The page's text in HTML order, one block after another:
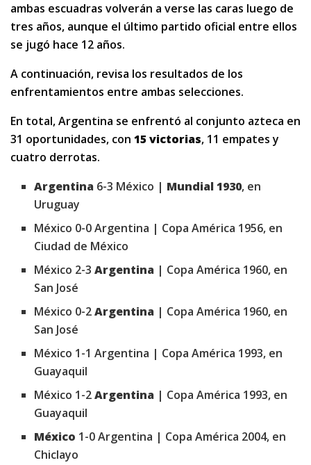
ambas escuadras volverán a verse las caras luego de
tres años, aunque el último partido oficial entre ellos
se jugó hace 12 años.
A continuación, revisa los resultados de los
enfrentamientos entre ambas selecciones.
En total, Argentina se enfrentó al conjunto azteca en
31 oportunidades, con 15 victorias, 11 empates y
cuatro derrotas.
Argentina 6-3 México | Mundial 1930, en
Uruguay
México 0-0 Argentina | Copa América 1956, en
Ciudad de México
México 2-3Argentina | Copa América 1960, en
San José
México 0-2Argentina | Copa América 1960, en
San José
México 1-1 Argentina | Copa América 1993, en
Guayaquil
México 1-2Argentina | Copa América 1993, en
Guayaquil
México 1-0 Argentina | Copa América 2004, en
Chiclayo